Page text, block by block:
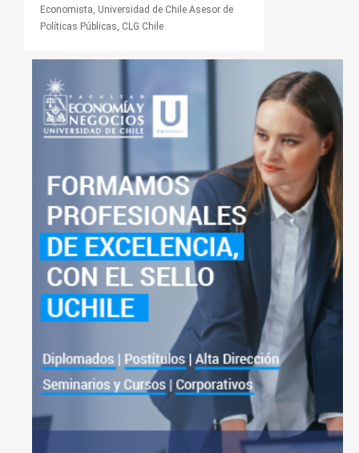
Economista, Universidad de Chile Asesor de
Políticas Públicas, CLG Chile